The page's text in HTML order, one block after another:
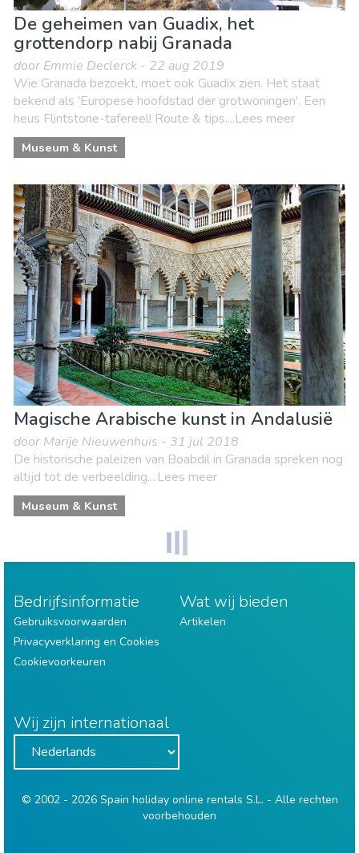
De geheimen van Guadix, het
grottendorp nabij Granada
door Emmie Declerck - 22 aug 2019
Wie Granada bezoekt, moet ook Guadix zien. Het staat
bekend als 'Europese hoofdstad der grotwoningen'. Een
heus Flintstone-tafereel! Route & tips....Lees meer
Museum & Kunst
Magische Arabische kunst in Andalusië
door Marije Nieuwenhuis - 31 jul 2018
De historische paleizen van Boabdil in Granada spreken nog
altijd tot de verbeelding....Lees meer
Museum & Kunst
Bedrijfsinformatie
Gebruiksvoorwaarden
Privacyverklaring en Cookies
Cookievoorkeuren
Wat wij bieden
Artikelen
Wij zijn internationaal
© 2002 - 2026 Spain holiday online rentals S.L. - Alle rechten
voorbehouden